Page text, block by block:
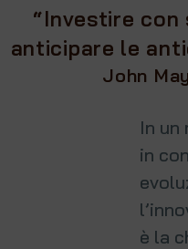
“Investire con
anticipare le
John
In un
in
è la